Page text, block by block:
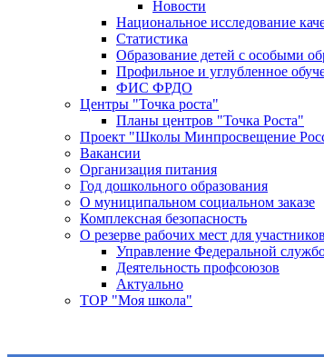
Новости
Национальное исследование
Статистика
Образование детей с особыми
Профильное и углубленное
ФИС ФРДО
Центры "Точка роста"
Планы центров "Точка Роста"
Проект "Школы Минпросвещение
Вакансии
Организация питания
Год дошкольного образования
О муниципальном социальном заказе
Комплексная безопасность
О резерве рабочих мест для
Управление Федеральной
Деятельность профсоюзов
Актуально
ТОР "Моя школа"